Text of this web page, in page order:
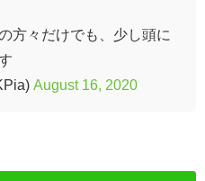
方々だけでも、少し頭に
August 16, 2020